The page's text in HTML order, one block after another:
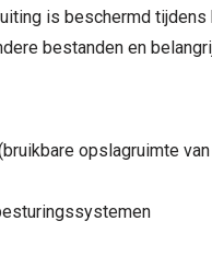
is beschermd
bestanden en
opslagruimte